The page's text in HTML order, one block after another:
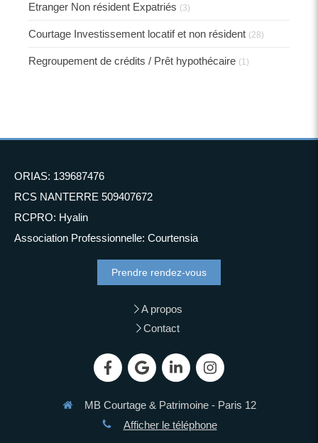
Etranger Non résident Expatriés (3)
Courtage Investissement locatif et non résident (28)
Regroupement de crédits / Prêt hypothécaire (1)
ORIAS: 139687476
RCS NANTERRE 509407672
RCPRO: Hyalin
Association Professionnelle: Courtensia
Prendre rendez-vous
A propos
Contact
MB Courtage & Patrimoine - Paris 12
Afficher le téléphone